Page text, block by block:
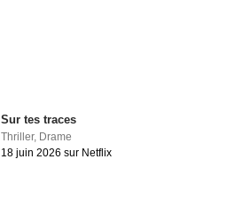
Sur tes traces
Thriller, Drame
18 juin 2026 sur Netflix